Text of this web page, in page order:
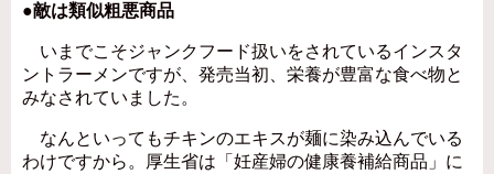
●敵は類似粗悪商品
いまでこそジャンクフード扱いをされているインスタ
ントラーメンですが、発売当初、栄養が豊富な食べ物と
みなされていました。
なんといってもチキンのエキスが麺に染み込んでいる
わけですから。厚生省は「妊産婦の健康養補給商品」に